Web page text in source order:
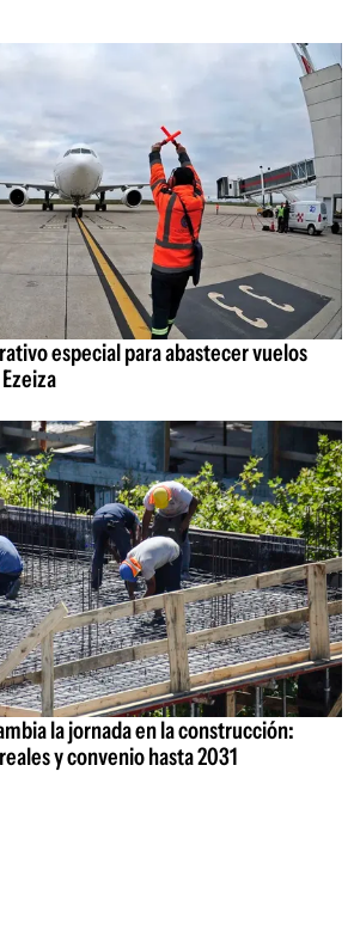
especial para abastecer vuelos
la jornada en la construcción:
y convenio hasta 2031